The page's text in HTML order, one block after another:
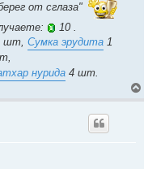
от сглаза"
10 .
шт, Сумка эрудита 1
нурида 4 шт.